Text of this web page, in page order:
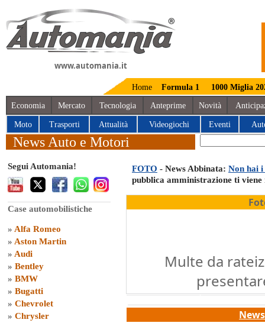
www.automania.it
Home Formula 1 1000 Miglia
Economia Mercato Tecnologia Anteprime Novità
Moto Trasporti Attualità Videogiochi Eventi
News Auto e Motori
Segui Automania!
Case automobilistiche
» Alfa Romeo
» Aston Martin
» Audi
» Bentley
» BMW
» Bugatti
» Chevrolet
» Chrysler
FOTO - News Abbinata: Non hai
pubblica amministrazione ti viene
Multe da